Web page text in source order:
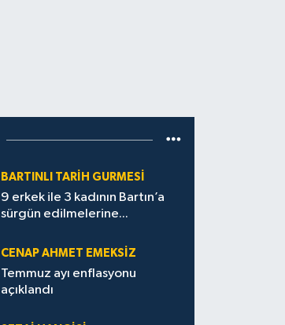
BARTINLI TARIH GURMESI
9 erkek ile 3 kadının Bartın’a
sürgün edilmelerine...
CENAP AHMET EMEKSİZ
Temmuz ayı enflasyonu
açıklandı